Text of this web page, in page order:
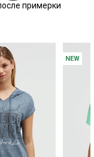
примерки
NEW